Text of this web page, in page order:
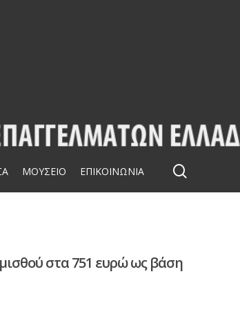
ΜΟΥΣΕΙΟ ΕΠΙΚΟΙΝΩΝΙΑ
στα 751 ευρώ ως βάση